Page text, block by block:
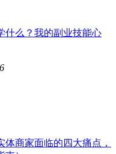
什么？我的副业技能心
商家面临的四大痛点，